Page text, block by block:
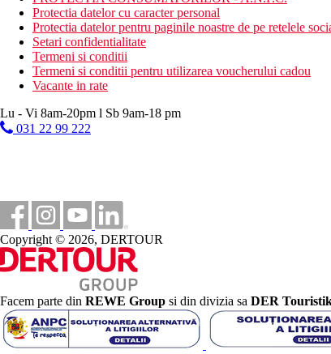
1 km
Centrul orasului
90 m
Distanta pana la plaja
65 km
Distanta de cel mai apropiat aeroport
Sezlonguri si umbrele gratuite pe plaja
Vacanta la plaja
Piscine
Sezlonguri si umbrele gratuite la piscina
Piscina pentru copii
Galerie foto
Protectia datelor cu caracter personal
Protectia datelor pentru paginile noastre de pe retelele
Setari confidentialitate
Termeni si conditii
Termeni si conditii pentru utilizarea voucherului cadou
Vacante in rate
Lu - Vi 8am-20pm l Sb 9am-18 pm
031 22 99 222
Copyright © 2026, DERTOUR
Facem parte din REWE Group si din divizia sa DER